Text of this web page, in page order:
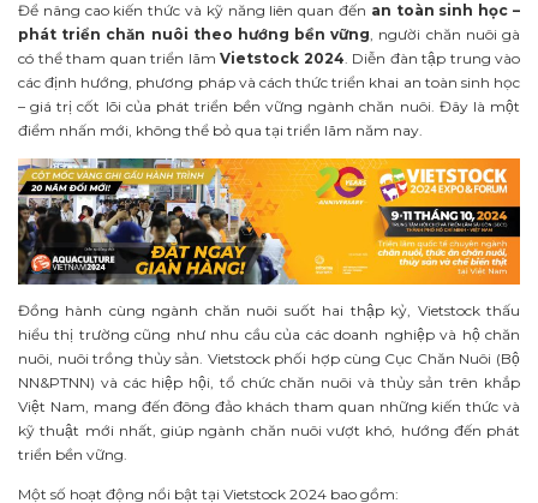
Để nâng cao kiến thức và kỹ năng liên quan đến an toàn sinh học –
phát triển chăn nuôi theo hướng bền vững, người chăn nuôi gà
có thể tham quan triển lãm Vietstock 2024. Diễn đàn tập trung vào
các định hướng, phương pháp và cách thức triển khai an toàn sinh học
– giá trị cốt lõi của phát triển bền vững ngành chăn nuôi. Đây là một
điểm nhấn mới, không thể bỏ qua tại triển lãm năm nay.
Đồng hành cùng ngành chăn nuôi suốt hai thập kỷ, Vietstock thấu
hiểu thị trường cũng như nhu cầu của các doanh nghiệp và hộ chăn
nuôi, nuôi trồng thủy sản. Vietstock phối hợp cùng Cục Chăn Nuôi (Bộ
NN&PTNN) và các hiệp hội, tổ chức chăn nuôi và thủy sản trên khắp
Việt Nam, mang đến đông đảo khách tham quan những kiến thức và
kỹ thuật mới nhất, giúp ngành chăn nuôi vượt khó, hướng đến phát
triển bền vững.
Một số hoạt động nổi bật tại Vietstock 2024 bao gồm: